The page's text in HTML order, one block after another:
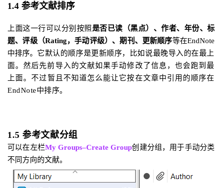
1.4 参考文献排序
上面这一行可以分别按照是否已读（黑点）、作者、年份、标
题、评级（Rating，手动评级）、期刊、更新顺序等在EndNote
中排序。 它默认的顺序是更新顺序，比如说最晚导入的在最上
面。然后先前导入的文献如果手动修改了信息，也会跑到最
上面。不过暂且不知道怎么能让它按在文章中引用的顺序在
EndNote中排序。
1.5 参考文献分组
可以在左栏My Groups–CreateGroup创建分组，用于手动分类
不同方向的文献。